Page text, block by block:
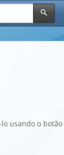
usando o botão